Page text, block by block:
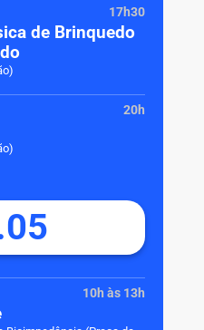
17h30
de Brinquedo
20h
10h às 13h